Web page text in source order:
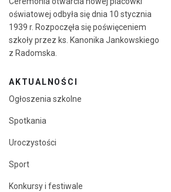
oświatowej odbyła się dnia 10 stycznia
1939 r. Rozpoczęła się poświęceniem
szkoły przez ks. Kanonika Jankowskiego
z Radomska.
AKTUALNOŚCI
Ogłoszenia szkolne
Spotkania
Uroczystości
Sport
Konkursy i festiwale